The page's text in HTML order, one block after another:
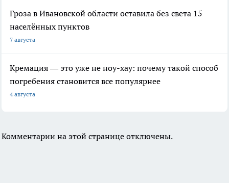
Гроза в Ивановской области оставила без света 15
населённых пунктов
7 августа
Кремация — это уже не ноу-хау: почему такой способ
погребения становится все популярнее
4 августа
Комментарии на этой странице отключены.